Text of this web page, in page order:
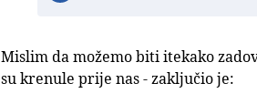
Mislim da možemo biti itekako
su krenule prije nas - zaključio je: